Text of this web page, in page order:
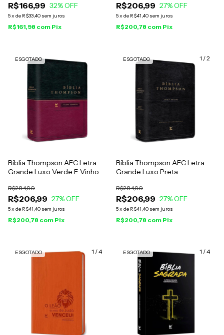
R$166,99 32% OFF
5x de R$33,40 sem juros
R$161,98 com Pix
R$206,99 27% OFF
5x de R$41,40 sem juros
R$200,78 com Pix
ESGOTADO
Bíblia Thompson AEC Letra
Grande Luxo Verde E Vinho
R$206,99
R$284,90
27% OFF
5x de R$41,40 sem juros
R$200,78 com Pix
1 /2
ESGOTADO
Bíblia Thompson AEC Letra
Grande Luxo Preta
R$206,99
R$284,90
27% OFF
5x de R$41,40 sem juros
R$200,78 com Pix
1 /4
ESGOTADO 1 /4
ESGOTADO